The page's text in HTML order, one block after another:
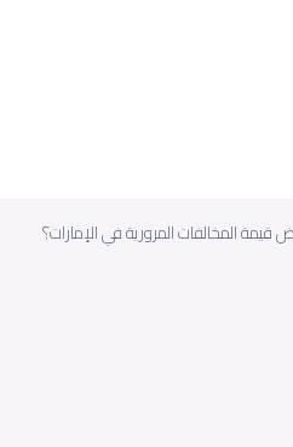
قيمة المخالفات المرورية في الإمارات؟